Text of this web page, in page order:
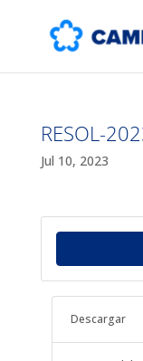
RESOL-
Jul 10, 2023
Descargar